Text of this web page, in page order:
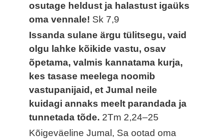
osutage heldust ja halastust igaüks
oma vennale! Sk 7,9
Issanda sulane ärgu tülitsegu, vaid
olgu lahke kõikide vastu, osav
õpetama, valmis kannatama kurja,
kes tasase meelega noomib
vastupanijaid, et Jumal neile
kuidagi annaks meelt parandada ja
tunnetada tõde. 2Tm 2,24–25
Kõigeväeline Jumal, Sa ootad oma